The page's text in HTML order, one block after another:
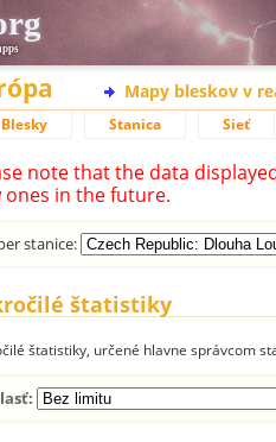
Mapy bleskov v
Blesky Stanica Sieť
note that the data
ones in the future.
stanice:
štatistiky
štatistiky, určené hlavne správcom